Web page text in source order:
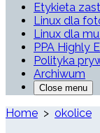
Etykieta
Linux dla
Linux dla
PPA Highly
Polityka
Archiwum
Close menu
Home > okolice